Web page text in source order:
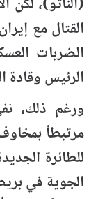
القتال مع
الضربات
الرئيس وقادة
ورغم ذلك،
مرتبطاً
للطائرة
الجوية في